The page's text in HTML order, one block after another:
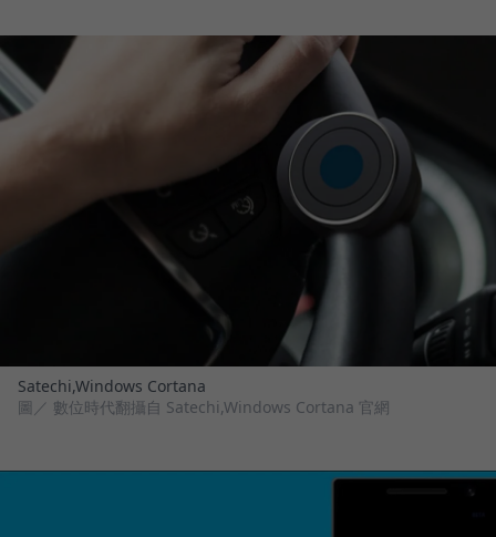
Satechi,Windows Cortana
圖／ 數位時代翻攝自 Satechi,Windows Cortana 官網